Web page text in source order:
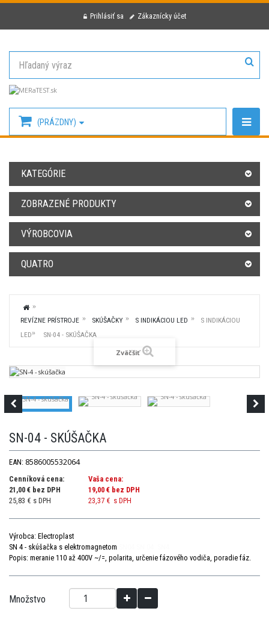
Prihlásiť sa Zákaznícky účet
(PRÁZDNY)
KATEGÓRIE
ZOBRAZENÉ PRODUKTY
VÝROBCOVIA
QUATRO
REVÍZNE PRÍSTROJE SKÚŠAČKY S INDIKÁCIOU LED
S INDIKÁCIOU
LED
SN-04 - SKÚŠAČKA
Zväčšiť
SN-04 - SKÚŠAČKA
EAN: 8586005532064
Cenníková cena:
21,00 € bez DPH
25,83 € s DPH
Vaša cena:
19,00 € bez DPH
23,37 € s DPH
Výrobca: Electroplast
SN 4 - skúšačka s elektromagnetom
Popis: meranie 110 až 400V ~/=, polarita, určenie fázového vodiča, poradie fáz.
Množstvo